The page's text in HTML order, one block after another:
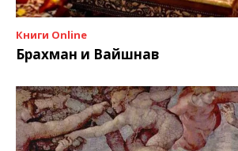
Книги Online
Брахман и Вайшнав